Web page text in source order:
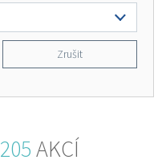
Zrušit
205AKCÍ